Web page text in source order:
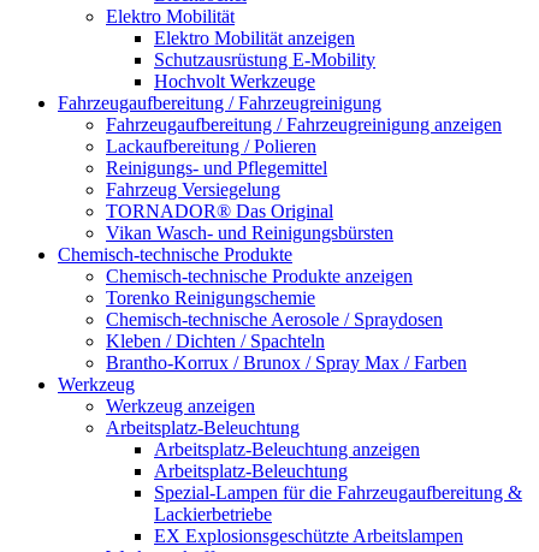
Elektro Mobilität
Elektro Mobilität anzeigen
Schutzausrüstung E-Mobility
Hochvolt Werkzeuge
Fahrzeugaufbereitung / Fahrzeugreinigung
Fahrzeugaufbereitung / Fahrzeugreinigung anzeigen
Lackaufbereitung / Polieren
Reinigungs- und Pflegemittel
Fahrzeug Versiegelung
TORNADOR® Das Original
Vikan Wasch- und Reinigungsbürsten
Chemisch-technische Produkte
Chemisch-technische Produkte anzeigen
Torenko Reinigungschemie
Chemisch-technische Aerosole / Spraydosen
Kleben / Dichten / Spachteln
Brantho-Korrux / Brunox / Spray Max / Farben
Werkzeug
Werkzeug anzeigen
Arbeitsplatz-Beleuchtung
Arbeitsplatz-Beleuchtung anzeigen
Arbeitsplatz-Beleuchtung
Spezial-Lampen für die Fahrzeugaufbereitung &
Lackierbetriebe
EX Explosionsgeschützte Arbeitslampen